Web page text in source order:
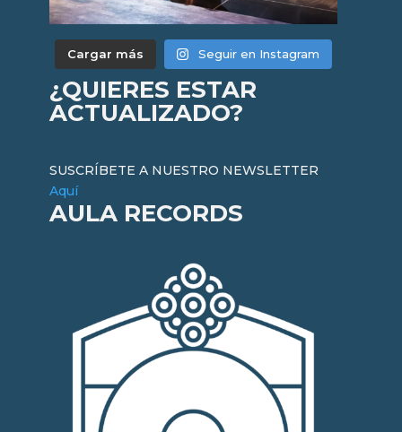
Cargar más Seguir en Instagram
¿QUIERES ESTAR
ACTUALIZADO?
SUSCRÍBETE A NUESTRO NEWSLETTER
Aquí
AULA RECORDS